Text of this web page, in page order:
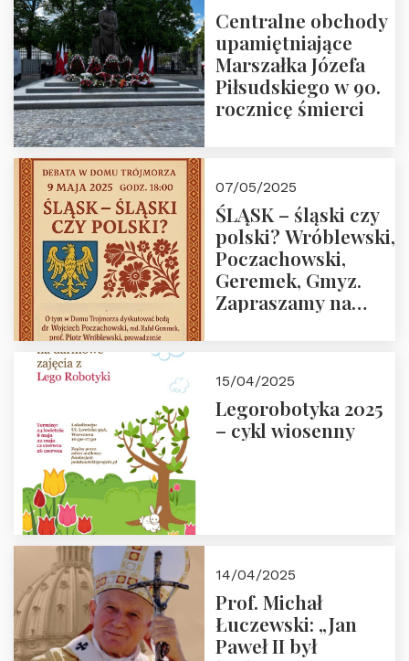
Centralne obchody
upamiętniające
Marszałka Józefa
Piłsudskiego w 90.
rocznicę śmierci
07/05/2025
ŚLĄSK – śląski czy
polski? Wróblewski,
Poczachowski,
Geremek, Gmyz.
Zapraszamy na
Trójmorza.
15/04/2025
Legorobotyka 2025
– cykl wiosenny
14/04/2025
Prof. Michał
Łuczewski: „Jan
Paweł II był